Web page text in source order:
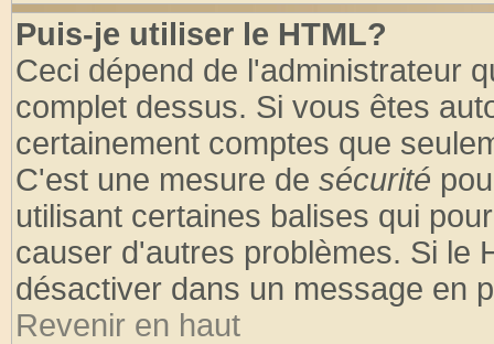
Puis-je utiliser le HTML?
Ceci dépend de l'administrateur
complet dessus. Si vous êtes
certainement comptes que
C'est une mesure de sécurité
utilisant certaines balises qui
causer d'autres problèmes. Si le
désactiver dans un message en
Revenir en haut